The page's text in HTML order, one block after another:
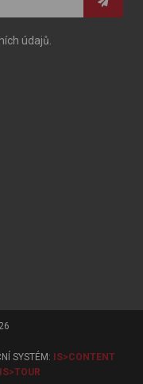
údajů.
SYSTÉM:
IS>CONTENT
IS>TOUR